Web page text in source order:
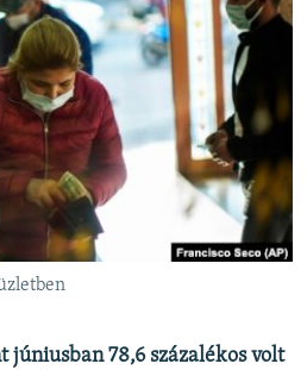
júniusban 78,6 százalékos volt